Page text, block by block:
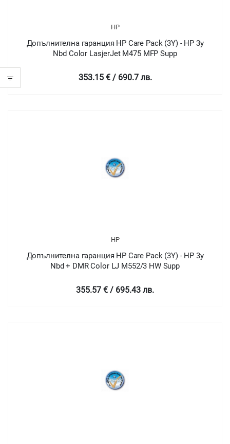
HP
Допълнителна гаранция HP Care Pack (3Y) - HP 3y
Nbd Color LasjerJet M475 MFP Supp
353.15 € / 690.7 лв.
HP
Допълнителна гаранция HP Care Pack (3Y) - HP 3y
Nbd + DMR Color LJ M552/3 HW Supp
355.57 € / 695.43 лв.